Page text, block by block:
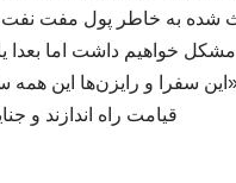
شده به خاطر پول مفت نفت
خواهیم داشت اما بعدا
سفرا و رایزن‌ها این همه
قیامت راه اندازند و